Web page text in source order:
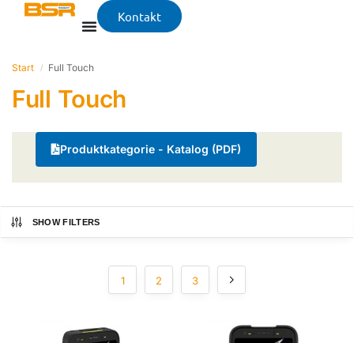
Kontakt
Start / Full Touch
Full Touch
Produktkategorie - Katalog (PDF)
SHOW FILTERS
1 2 3